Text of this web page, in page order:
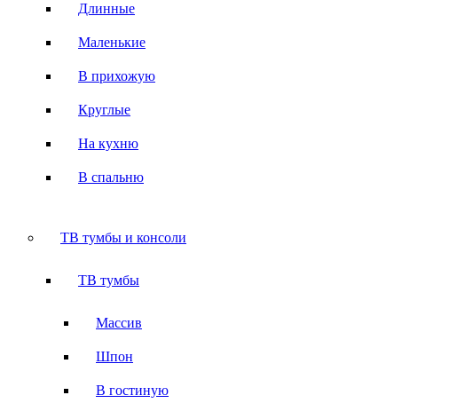
Длинные
Маленькие
В прихожую
Круглые
На кухню
В спальню
ТВ тумбы и консоли
ТВ тумбы
Массив
Шпон
В гостиную